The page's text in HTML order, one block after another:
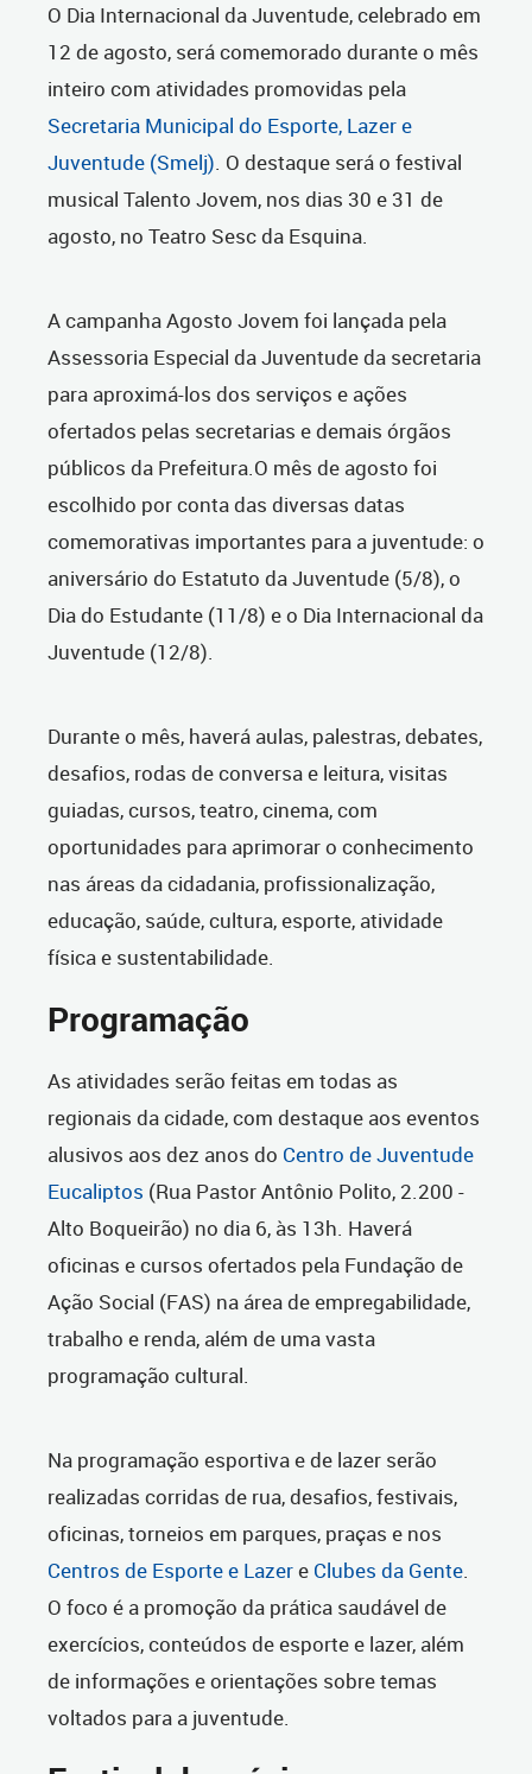
O Dia Internacional da Juventude, celebrado em
12 de agosto, será comemorado durante o mês
inteiro com atividades promovidas pela
Secretaria Municipal do Esporte, Lazer e
Juventude (Smelj). O destaque será o festival
musical Talento Jovem, nos dias 30 e 31 de
agosto, no Teatro Sesc da Esquina.
A campanha Agosto Jovem foi lançada pela
Assessoria Especial da Juventude da secretaria
para aproximá-los dos serviços e ações
ofertados pelas secretarias e demais órgãos
públicos da Prefeitura.O mês de agosto foi
escolhido por conta das diversas datas
comemorativas importantes para a juventude: o
aniversário do Estatuto da Juventude (5/8), o
Dia do Estudante (11/8) e o Dia Internacional da
Juventude (12/8).
Durante o mês, haverá aulas, palestras, debates,
desafios, rodas de conversa e leitura, visitas
guiadas, cursos, teatro, cinema, com
oportunidades para aprimorar o conhecimento
nas áreas da cidadania, profissionalização,
educação, saúde, cultura, esporte, atividade
física e sustentabilidade.
Programação
As atividades serão feitas em todas as
regionais da cidade, com destaque aos eventos
alusivos aos dez anos do Centro de Juventude
Eucaliptos (Rua Pastor Antônio Polito, 2.200 -
Alto Boqueirão) no dia 6, às 13h. Haverá
oficinas e cursos ofertados pela Fundação de
Ação Social (FAS) na área de empregabilidade,
trabalho e renda, além de uma vasta
programação cultural.
Na programação esportiva e de lazer serão
realizadas corridas de rua, desafios, festivais,
oficinas, torneios em parques, praças e nos
Centros de Esporte e Lazere Clubes da Gente.
O foco é a promoção da prática saudável de
exercícios, conteúdos de esporte e lazer, além
de informações e orientações sobre temas
voltados para a juventude.